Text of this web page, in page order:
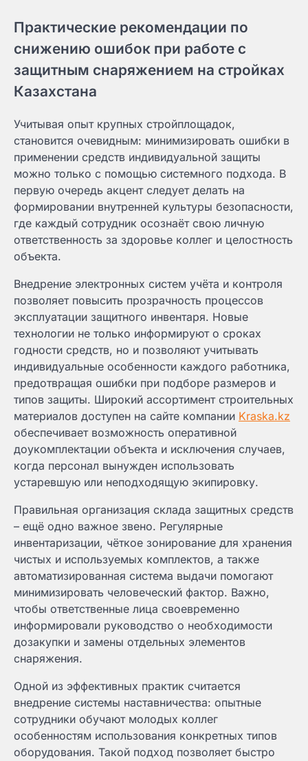
Практические рекомендации по
снижению ошибок при работе с
защитным снаряжением на стройках
Казахстана
Учитывая опыт крупных стройплощадок,
становится очевидным: минимизировать ошибки в
применении средств индивидуальной защиты
можно только с помощью системного подхода. В
первую очередь акцент следует делать на
формировании внутренней культуры безопасности,
где каждый сотрудник осознаёт свою личную
ответственность за здоровье коллег и целостность
объекта.
Внедрение электронных систем учёта и контроля
позволяет повысить прозрачность процессов
эксплуатации защитного инвентаря. Новые
технологии не только информируют о сроках
годности средств, но и позволяют учитывать
индивидуальные особенности каждого работника,
предотвращая ошибки при подборе размеров и
типов защиты. Широкий ассортимент строительных
материалов доступен на сайте компании Kraska.kz
обеспечивает возможность оперативной
доукомплектации объекта и исключения случаев,
когда персонал вынужден использовать
устаревшую или неподходящую экипировку.
Правильная организация склада защитных средств
– ещё одно важное звено. Регулярные
инвентаризации, чёткое зонирование для хранения
чистых и используемых комплектов, а также
автоматизированная система выдачи помогают
минимизировать человеческий фактор. Важно,
чтобы ответственные лица своевременно
информировали руководство о необходимости
дозакупки и замены отдельных элементов
снаряжения.
Одной из эффективных практик считается
внедрение системы наставничества: опытные
сотрудники обучают молодых коллег
особенностям использования конкретных типов
оборудования. Такой подход позволяет быстро